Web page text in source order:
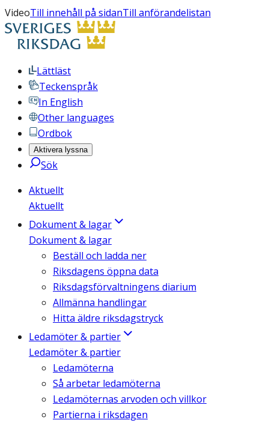
VideoTill innehåll på sidanTill anförandelistan
Lättläst
Teckenspråk
In English
Other languages
Ordbok
Aktivera lyssna
Sök
Aktuellt
Aktuellt
Dokument & lagar
Dokument & lagar
Beställ och ladda ner
Riksdagens öppna data
Riksdagsförvaltningens diarium
Allmänna handlingar
Hitta äldre riksdagstryck
Ledamöter & partier
Ledamöter & partier
Ledamöterna
Så arbetar ledamöterna
Ledamöternas arvoden och villkor
Partierna i riksdagen